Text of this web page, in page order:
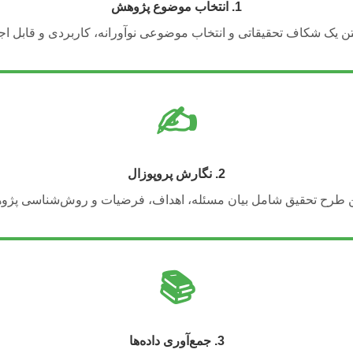
1. انتخاب موضوع پژوهش
یک شکاف تحقیقاتی و انتخاب موضوعی نوآورانه، کاربردی و قابل
✍️
2. نگارش پروپوزال
طرح تحقیق شامل بیان مسئله، اهداف، فرضیات و روش‌شناسی
📚
3. جمع‌آوری داده‌ها